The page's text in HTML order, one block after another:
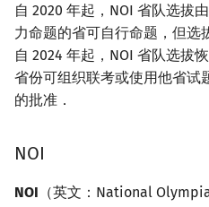
自 2020 年起，NOI 省队选拔
力命题的省可自行命题，但选
自 2024 年起，NOI 省队选拔
省份可组织联考或使用他省试
的批准．
NOI
NOI （英文：National